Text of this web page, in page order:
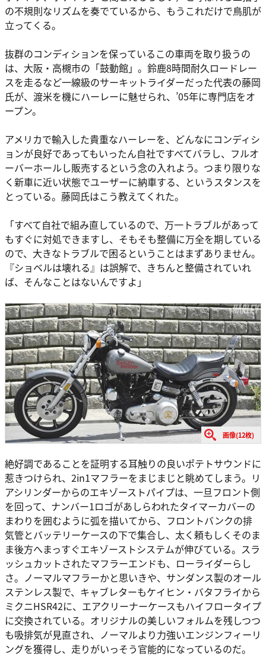
の不規則なリズムを奏でているから、もうこれだけで鳥肌が
立ってくる。
抜群のコンディションを保っているこの車両を取り扱うの
は、大阪・高槻市の「鼓動館」。鈴鹿8時間耐久ロードレー
スを走るなど一線級のサーキットライダーだった代表の藤岡
氏が、渡米を機にハーレーに魅せられ、’05年に専門店をオ
ープン。
アメリカで輸入した貴重なハーレーを、どんなにコンディシ
ョンが良好であってもいったん自社ですべてバラし、フルオ
ーバーホールし販売するという念の入れよう。つまり限りな
く新車に近い状態でユーザーに納車する、というスタンスを
とっている。藤岡氏はこう教えてくれた。
「すべて自社で組み直しているので、万一トラブルがあって
もすぐに対処できますし、そもそも整備に万全を期している
ので、大きなトラブルで困るということはまずありません。
『ショベルは壊れる』は誤解で、きちんと整備されていれ
ば、そんなことはないんですよ」
画像(12枚)
絶好調であることを証明する耳触りの良いポテトサウンドに
惹きつけられ、2in1マフラーをまじまじと眺めてしまう。リ
アシリンダーからのエキゾーストパイプは、一旦フロント側
を回って、ナンバー1ロゴがあしらわれたタイマーカバーの
まわりを囲むように弧を描いてから、フロントバンクの排
気管とバッテリーケースの下で集合し、太く頼もしくそのま
ま後方へまっすぐエキゾーストシステムが伸びている。スラ
ッシュカットされたマフラーエンドも、ローライダーらし
さ。ノーマルマフラーかと思いきや、サンダンス製のオール
ステンレス製で、キャブレターもケイヒン・バタフライから
ミクニHSR42に、エアクリーナーケースもハイフロータイプ
に交換されている。オリジナルの美しいフォルムを残しつつ
も吸排気が見直され、ノーマルより力強いエンジンフィーリ
ングを獲得し、走りがいっそう官能的になっているのだ。